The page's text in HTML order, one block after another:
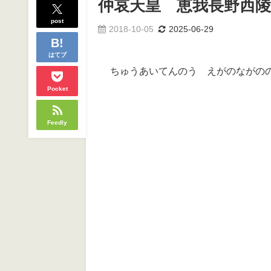
post
はてブ
Pocket
Feedly
仲哀天皇 恵我長野西陵
2018-10-05 2025-06-29
ちゅうあいてんのう えがのながの